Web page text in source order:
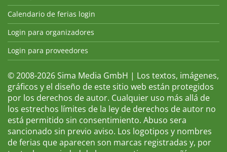
Calendario de ferias login
Login para organizadores
Login para proveedores
© 2008-2026 Sima Media GmbH | Los textos, imágenes,
gráficos y el diseño de este sitio web están protegidos
por los derechos de autor. Cualquier uso más allá de
los estrechos límites de la ley de derechos de autor no
está permitido sin consentimiento. Abuso sera
sancionado sin previo aviso. Los logotipos y nombres
de ferias que aparecen son marcas registradas y, por